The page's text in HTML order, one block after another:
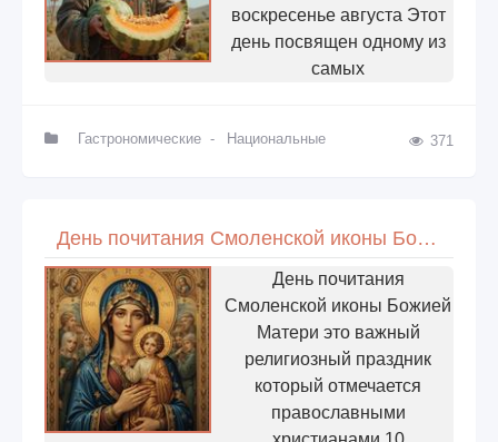
воскресенье августа Этот
день посвящен одному из
самых
Гастрономические - Национальные 371
День почитания Смоленской иконы Божией Матери
День почитания
Смоленской иконы Божией
Матери это важный
религиозный праздник
который отмечается
православными